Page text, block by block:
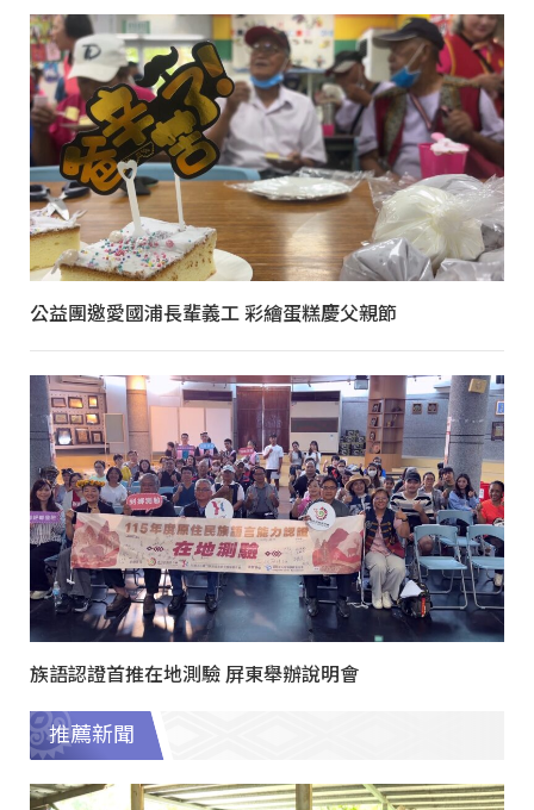
公益團邀愛國浦長輩義工 彩繪蛋糕慶父親節
族語認證首推在地測驗 屏東舉辦說明會
推薦新聞